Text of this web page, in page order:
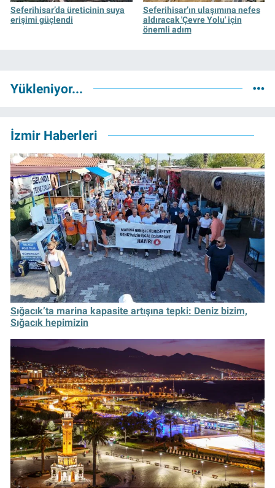
Seferihisar’da üreticinin suya
erişimi güçlendi
Seferihisar’ın ulaşımına nefes
aldıracak 'Çevre Yolu' için
önemli adım
Yükleniyor...
İzmir Haberleri
Sığacık’ta marina kapasite artışına tepki: Deniz bizim,
Sığacık hepimizin